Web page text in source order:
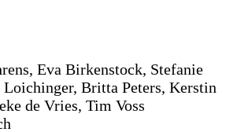
Eva Birkenstock, Stefanie
Loichinger, Britta Peters, Kerstin
de Vries, Tim Voss